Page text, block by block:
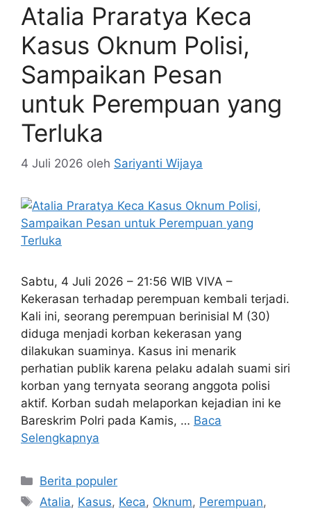
Atalia Praratya Keca
Kasus Oknum Polisi,
Sampaikan Pesan
untuk Perempuan yang
Terluka
4 Juli 2026 oleh Sariyanti Wijaya
Sabtu, 4 Juli 2026 – 21:56 WIB VIVA –
Kekerasan terhadap perempuan kembali terjadi.
Kali ini, seorang perempuan berinisial M (30)
diduga menjadi korban kekerasan yang
dilakukan suaminya. Kasus ini menarik
perhatian publik karena pelaku adalah suami siri
korban yang ternyata seorang anggota polisi
aktif. Korban sudah melaporkan kejadian ini ke
Bareskrim Polri pada Kamis, … Baca
Selengkapnya
Kategori
Berita populer
Tag
Atalia, Kasus, Keca, Oknum, Perempuan,